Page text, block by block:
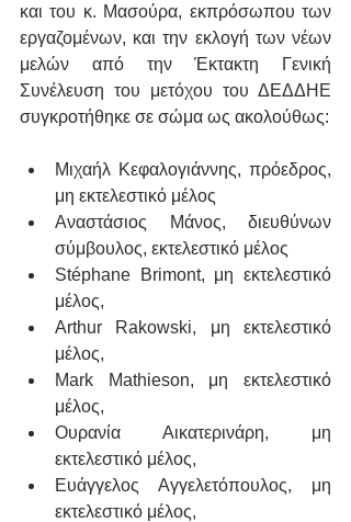
και του κ. Μασούρα, εκπρόσωπου των
εργαζομένων, και την εκλογή των νέων
μελών από την Έκτακτη Γενική
Συνέλευση του μετόχου του ΔΕΔΔΗΕ
συγκροτήθηκε σε σώμα ως ακολούθως:
Μιχαήλ Κεφαλογιάννης, πρόεδρος,
μη εκτελεστικό μέλος
Αναστάσιος Μάνος, διευθύνων
σύμβουλος, εκτελεστικό μέλος
Stéphane Brimont, μη εκτελεστικό
μέλος,
Arthur Rakowski, μη εκτελεστικό
μέλος,
Mark Mathieson, μη εκτελεστικό
μέλος,
Ουρανία Αικατερινάρη, μη
εκτελεστικό μέλος,
Ευάγγελος Αγγελετόπουλος, μη
εκτελεστικό μέλος,